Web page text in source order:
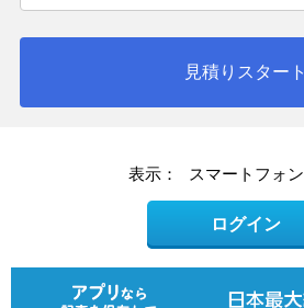
見積りスタート
表示： スマートフォン
ログイン